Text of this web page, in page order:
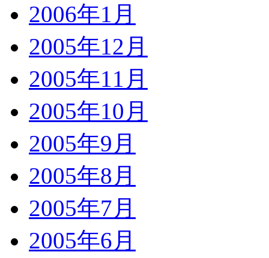
2006年1月
2005年12月
2005年11月
2005年10月
2005年9月
2005年8月
2005年7月
2005年6月